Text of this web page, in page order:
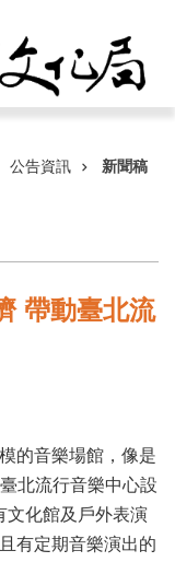
公告資訊 新聞稿
帶動臺北流
的音樂場館，像是
北流行音樂中心設
文化館及戶外表演
有定期音樂演出的